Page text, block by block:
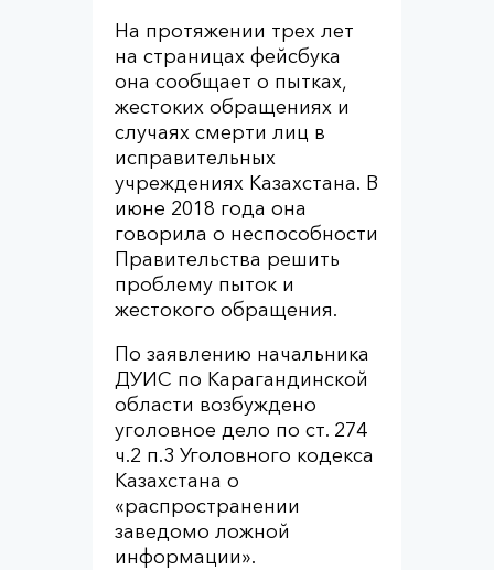
На протяжении трех лет
на страницах фейсбука
она сообщает о пытках,
жестоких обращениях и
случаях смерти лиц в
исправительных
учреждениях Казахстана. В
июне 2018 года она
говорила о неспособности
Правительства решить
проблему пыток и
жестокого обращения.
По заявлению начальника
ДУИС по Карагандинской
области возбуждено
уголовное дело по ст. 274
ч.2 п.3 Уголовного кодекса
Казахстана о
«распространении
заведомо ложной
информации».